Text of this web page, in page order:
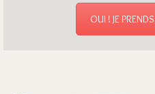
OUI ! JE